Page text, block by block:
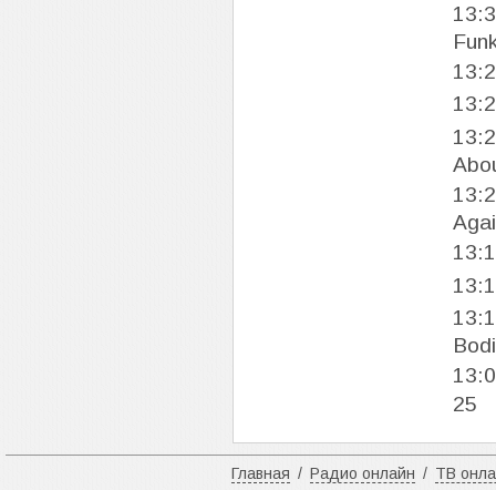
25
Главная / Радио онлайн / ТВ